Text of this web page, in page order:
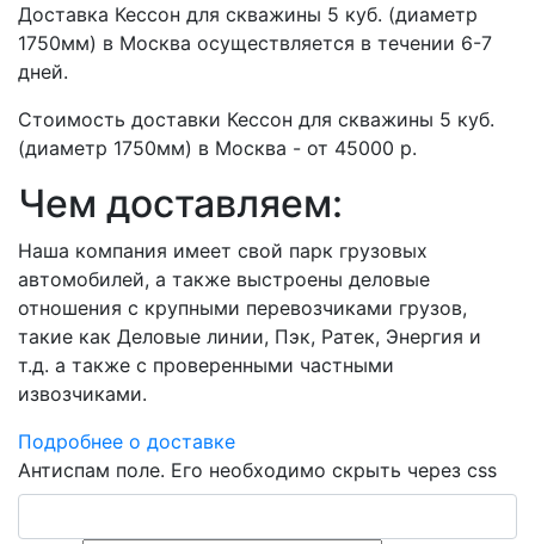
Доставка Кессон для скважины 5 куб. (диаметр
1750мм) в Москва осуществляется в течении 6-7
дней.
Стоимость доставки Кессон для скважины 5 куб.
(диаметр 1750мм) в Москва - от 45000 р.
Чем доставляем:
Наша компания имеет свой парк грузовых
автомобилей, а также выстроены деловые
отношения с крупными перевозчиками грузов,
такие как Деловые линии, Пэк, Ратек, Энергия и
т.д. а также с проверенными частными
извозчиками.
Подробнее о доставке
Антиспам поле. Его необходимо скрыть через css